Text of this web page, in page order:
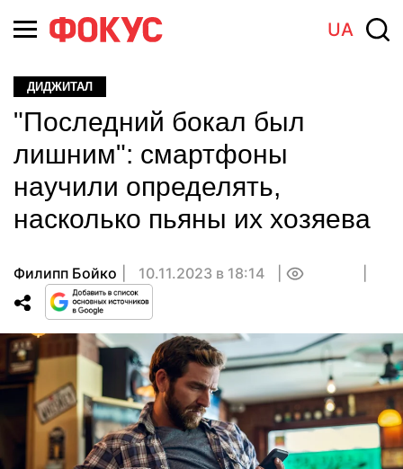
UA
ДИДЖИТАЛ
"Последний бокал был
лишним": смартфоны
научили определять,
насколько пьяны их хозяева
Филипп Бойко 10.11.2023 в 18:14